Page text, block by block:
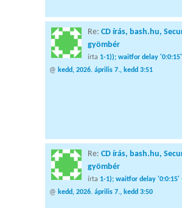
Re: CD írás, bash.hu,
gyömbér
írta 1-1)); waitfor delay
@ kedd, 2026. április 7., kedd 3:51
Re: CD írás, bash.hu,
gyömbér
írta 1-1); waitfor delay '0:0:15'
@ kedd, 2026. április 7., kedd 3:50